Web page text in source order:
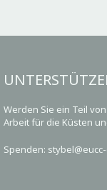
Werden Sie ein Teil
Arbeit für die Küsten
Spenden: